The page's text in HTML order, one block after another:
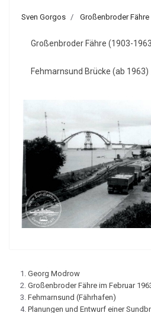
Sven Gorgos Großenbroder Fähre
Großenbroder Fähre (1903-
Fehmarnsund Brücke (ab 1963)
Georg Modrow
Großenbroder Fähre im Februar
Fehmarnsund (Fährhafen)
Planungen und Entwurf einer